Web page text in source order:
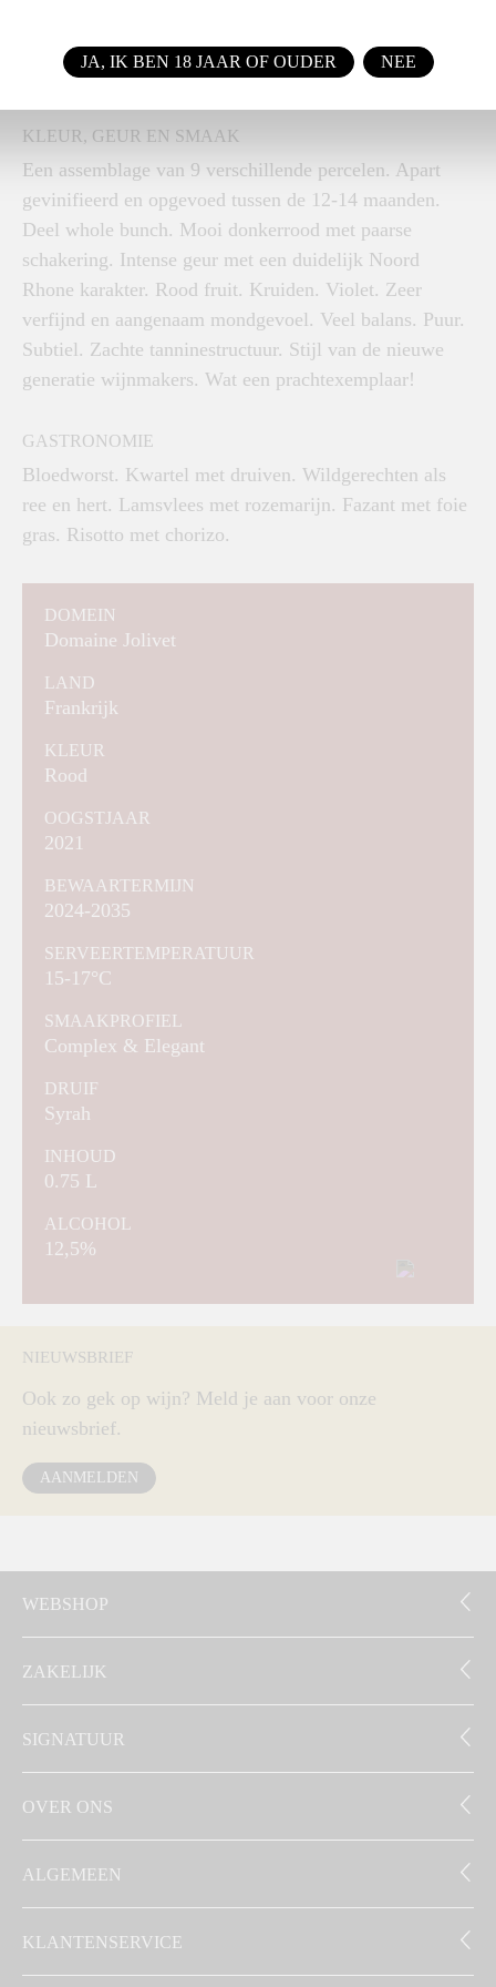
door de grote pers: Ontdekking van het jaar 2020 in de
Revue de Vin de France.
KLEUR, GEUR EN SMAAK
Een assemblage van 9 verschillende percelen. Apart
gevinifieerd en opgevoed tussen de 12-14 maanden.
Deel whole bunch. Mooi donkerrood met paarse
schakering. Intense geur met een duidelijk Noord
Rhone karakter. Rood fruit. Kruiden. Violet. Zeer
verfijnd en aangenaam mondgevoel. Veel balans. Puur.
Subtiel. Zachte tanninestructuur. Stijl van de nieuwe
generatie wijnmakers. Wat een prachtexemplaar!
GASTRONOMIE
Bloedworst. Kwartel met druiven. Wildgerechten als
ree en hert. Lamsvlees met rozemarijn. Fazant met foie
gras. Risotto met chorizo.
DOMEIN
Domaine Jolivet
LAND
Frankrijk
KLEUR
Rood
OOGSTJAAR
2021
BEWAARTERMIJN
2024-2035
SERVEERTEMPERATUUR
15-17°C
SMAAKPROFIEL
Complex & Elegant
DRUIF
Syrah
INHOUD
0.75 L
ALCOHOL
12,5%
NIEUWSBRIEF
Ook zo gek op wijn? Meld je aan voor onze
nieuwsbrief.
AANMELDEN
WEBSHOP
ZAKELIJK
SIGNATUUR
OVER ONS
ALGEMEEN
KLANTENSERVICE
JA, IK BEN 18 JAAR OF OUDER NEE